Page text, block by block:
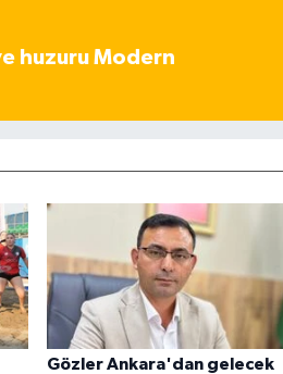
huzuru Modern
Gözler Ankara'dan gelecek